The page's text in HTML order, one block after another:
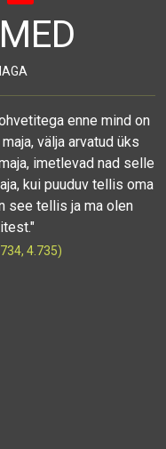
enne mind on
välja arvatud üks
imetlevad nad selle
kui puuduv tellis oma
see tellis ja ma olen
4.735)